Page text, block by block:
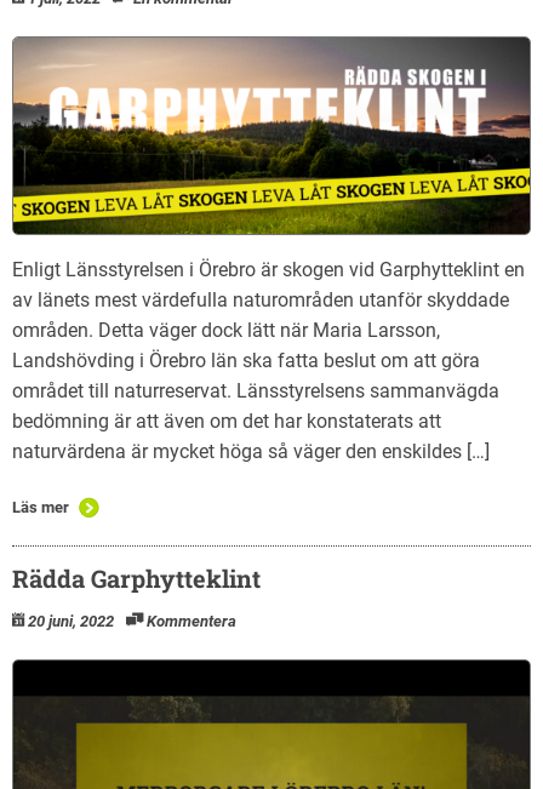
Enligt Länsstyrelsen i Örebro är skogen vid Garphytteklint en
av länets mest värdefulla naturområden utanför skyddade
områden. Detta väger dock lätt när Maria Larsson,
Landshövding i Örebro län ska fatta beslut om att göra
området till naturreservat. Länsstyrelsens sammanvägda
bedömning är att även om det har konstaterats att
naturvärdena är mycket höga så väger den enskildes […]
Läs mer
Rädda Garphytteklint
20 juni, 2022 Kommentera